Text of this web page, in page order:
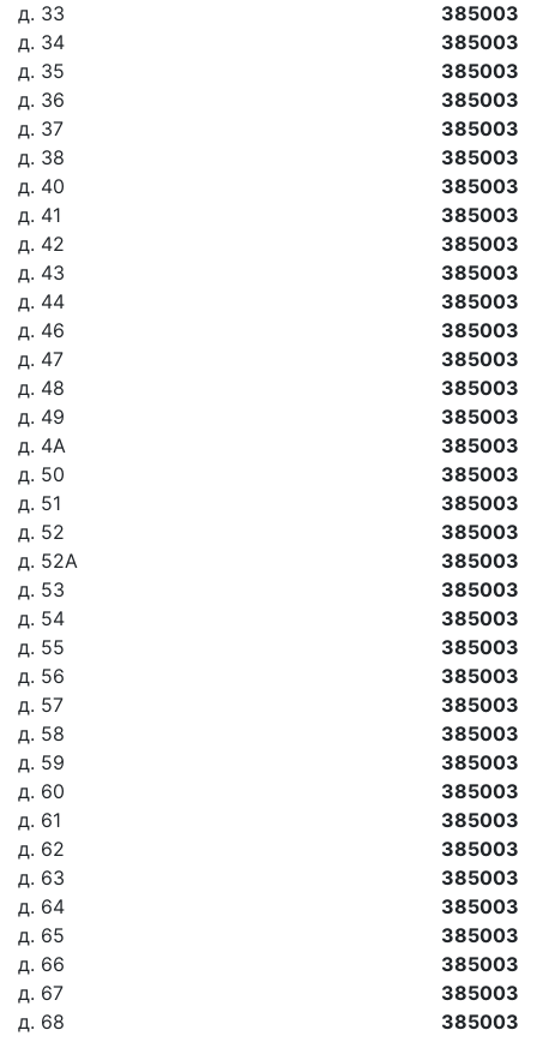
д. 33
385003
д. 34
385003
д. 35
385003
д. 36
385003
д. 37
385003
д. 38
385003
д. 40
385003
д. 41
385003
д. 42
385003
д. 43
385003
д. 44
385003
д. 46
385003
д. 47
385003
д. 48
385003
д. 49
385003
д. 4А
385003
д. 50
385003
д. 51
385003
д. 52
385003
д. 52А
385003
д. 53
385003
д. 54
385003
д. 55
385003
д. 56
385003
д. 57
385003
д. 58
385003
д. 59
385003
д. 60
385003
д. 61
385003
д. 62
385003
д. 63
385003
д. 64
385003
д. 65
385003
д. 66
385003
д. 67
385003
д. 68
385003